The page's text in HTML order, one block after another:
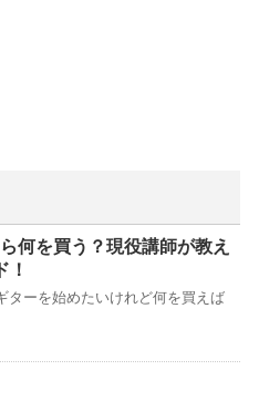
何を買う？現役講師が教え
！
ターを始めたいけれど何を買えば